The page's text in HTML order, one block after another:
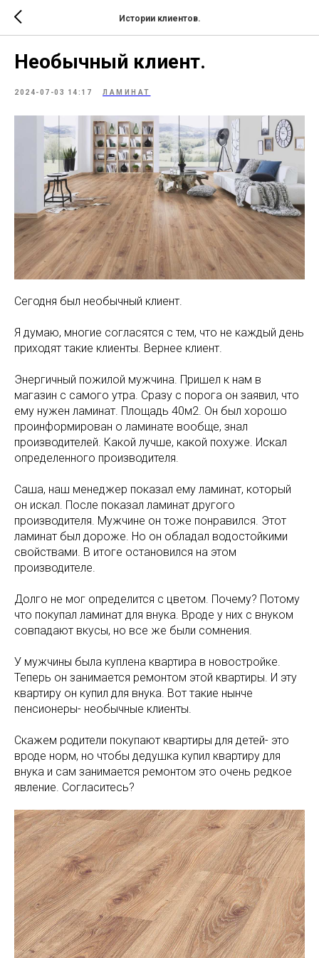
Истории клиентов.
Необычный клиент.
2024-07-03 14:17 ЛАМИНАТ
Сегодня был необычный клиент.
Я думаю, многие согласятся с тем, что не каждый день
приходят такие клиенты. Вернее клиент.
Энергичный пожилой мужчина. Пришел к нам в
магазин с самого утра. Сразу с порога он заявил, что
ему нужен ламинат. Площадь 40м2. Он был хорошо
проинформирован о ламинате вообще, знал
производителей. Какой лучше, какой похуже. Искал
определенного производителя.
Саша, наш менеджер показал ему ламинат, который
он искал. После показал ламинат другого
производителя. Мужчине он тоже понравился. Этот
ламинат был дороже. Но он обладал водостойкими
свойствами. В итоге остановился на этом
производителе.
Долго не мог определится с цветом. Почему? Потому
что покупал ламинат для внука. Вроде у них с внуком
совпадают вкусы, но все же были сомнения.
У мужчины была куплена квартира в новостройке.
Теперь он занимается ремонтом этой квартиры. И эту
квартиру он купил для внука. Вот такие нынче
пенсионеры- необычные клиенты.
Скажем родители покупают квартиры для детей- это
вроде норм, но чтобы дедушка купил квартиру для
внука и сам занимается ремонтом это очень редкое
явление. Согласитесь?